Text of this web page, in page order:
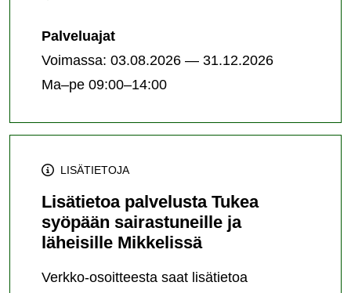
järjestämispaikka
sairastuneille
ja
läheisille
-
palvelun
Palveluajat
Voimassa: 03.08.2026 — 31.12.2026
Ma–pe 09:00–14:00
LISÄTIETOJA
Lisätietoa palvelusta Tukea
syöpään sairastuneille ja
läheisille Mikkelissä
Verkko-osoitteesta saat lisätietoa